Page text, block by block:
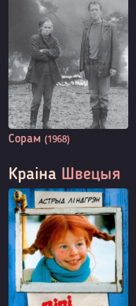
Сорам (1968)
Краіна Швецыя